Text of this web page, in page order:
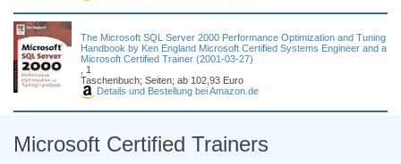
The Microsoft SQL Server 2000 Performance Optimization and Tuning
Handbook by Ken England Microsoft Certified Systems Engineer and a
Microsoft Certified Trainer (2001-03-27)
, 1
Taschenbuch; Seiten; ab 102,93 Euro
Details und Bestellung bei Amazon.de
Microsoft Certified Trainers